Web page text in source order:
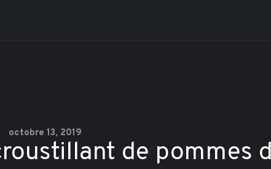
octobre 13, 2019
de pommes